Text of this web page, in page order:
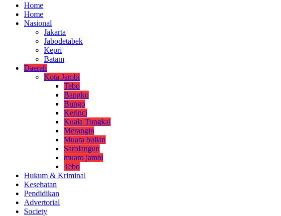
Home
Home
Nasional
Jakarta
Jabodetabek
Kepri
Batam
Daerah
Kota Jambi
Tebo
Bangko
Bungo
Kerinci
Kuala Tungkal
Merangin
Muara bulian
Sarolangun
muaro jambi
Tebo
Hukum & Kriminal
Kesehatan
Pendidikan
Advertorial
Society